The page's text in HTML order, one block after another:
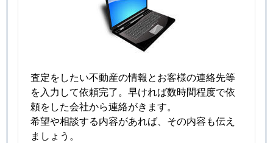
査定をしたい不動産の情報とお客様の連絡先等
を入力して依頼完了。早ければ数時間程度で依
頼をした会社から連絡がきます。
希望や相談する内容があれば、その内容も伝え
ましょう。